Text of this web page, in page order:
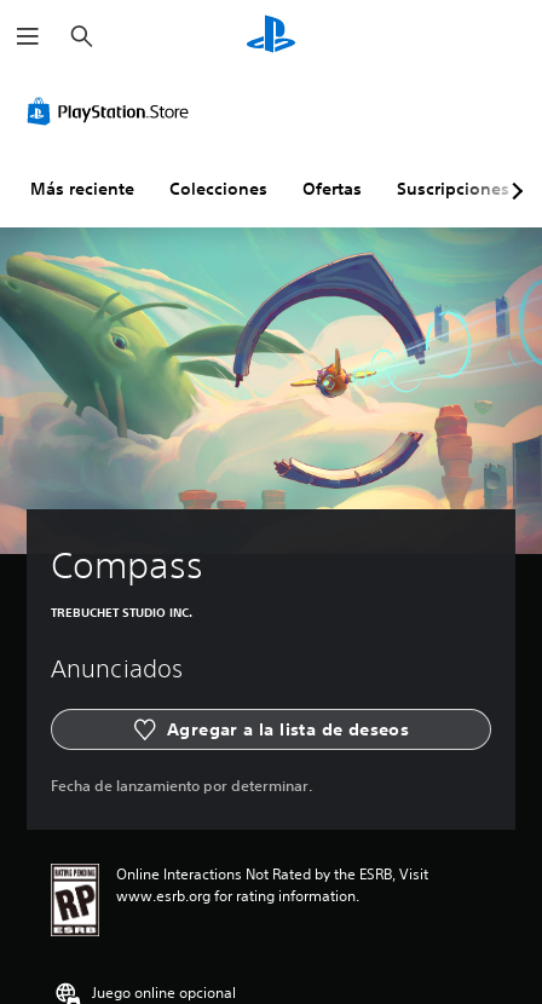
u
s
r
Más reciente Colecciones Ofertas Suscripciones
Compass
TREBUCHET STUDIO INC.
Anunciados
Agregar a la lista de deseos
Fecha de lanzamiento por determinar.
Online Interactions Not Rated by the ESRB, Visit
www.esrb.org for rating information.
Juego online opcional